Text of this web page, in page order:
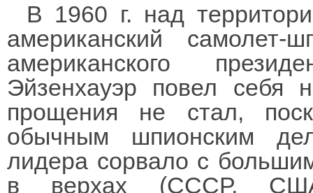
В 1960 г. над
американский
американского
Эйзенхауэр повел себя
прощения не стал,
обычным шпионским
лидера сорвало с
в верхах (СССР,